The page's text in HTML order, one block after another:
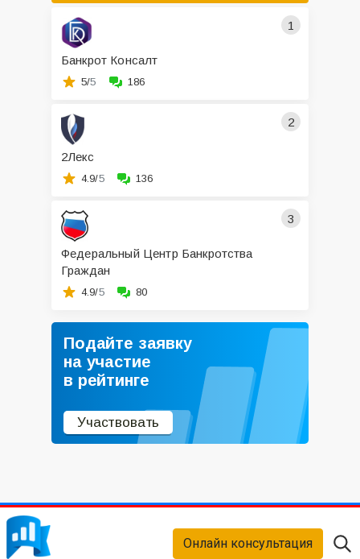
1
Банкрот Консалт
5/5 186
2
2Лекс
4.9/5 136
3
Федеральный Центр Банкротства
Граждан
4.9/5 80
Подайте заявку
на участие
в рейтинге
Участвовать
Онлайн консультация